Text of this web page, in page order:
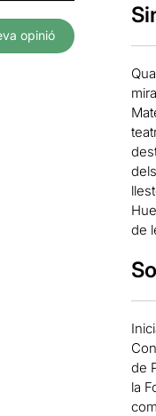
opinió
de
de
la